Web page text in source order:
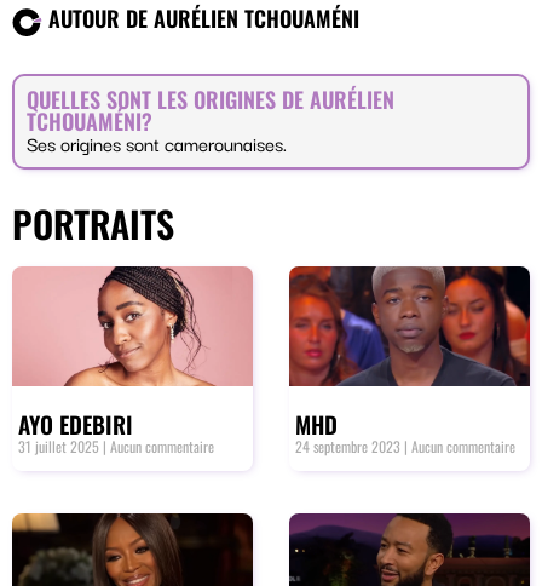
AUTOUR DE AURÉLIEN TCHOUAMÉNI
QUELLES SONT LES ORIGINES DE AURÉLIEN
TCHOUAMÉNI?
Ses origines sont camerounaises.
PORTRAITS
AYO EDEBIRI
31 juillet 2025 Aucun commentaire
MHD
24 septembre 2023 Aucun commentaire